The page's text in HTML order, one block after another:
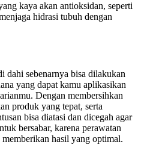
kaya akan antioksidan, seperti
hidrasi tubuh dengan
dahi sebenarnya bisa dilakukan
yang dapat kamu aplikasikan
Dengan membersihkan
produk yang tepat, serta
bisa diatasi dan dicegah agar
bersabar, karena perawatan
hasil yang optimal.